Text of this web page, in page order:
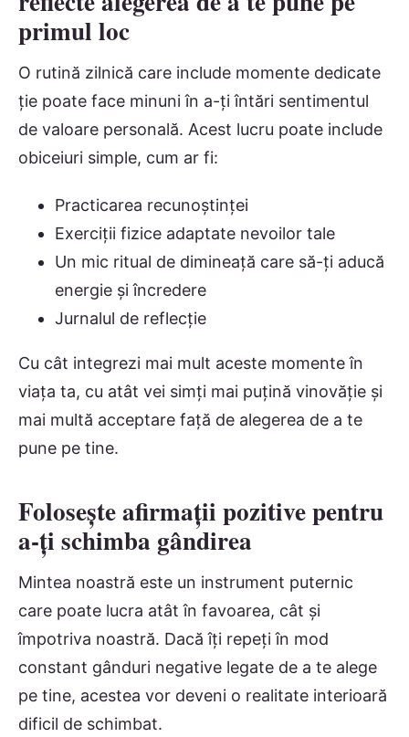
primul loc
O rutină zilnică care include momente dedicate
ție poate face minuni în a-ți întări sentimentul
de valoare personală. Acest lucru poate include
obiceiuri simple, cum ar fi:
Practicarea recunoștinței
Exerciții fizice adaptate nevoilor tale
Un mic ritual de dimineață care să-ți aducă
energie și încredere
Jurnalul de reflecție
Cu cât integrezi mai mult aceste momente în
viața ta, cu atât vei simți mai puțină vinovăție și
mai multă acceptare față de alegerea de a te
pune pe tine.
Folosește afirmații pozitive pentru
a-ți schimba gândirea
Mintea noastră este un instrument puternic
care poate lucra atât în favoarea, cât și
împotriva noastră. Dacă îți repeți în mod
constant gânduri negative legate de a te alege
pe tine, acestea vor deveni o realitate interioară
dificil de schimbat.